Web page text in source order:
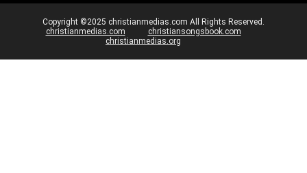
Copyright ©2025 christianmedias.com All Rights Reserved.
christianmedias.com
christiansongsbook.com
christianmedias.org